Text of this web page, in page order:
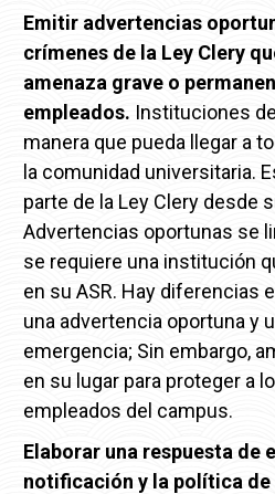
Emitir advertencias
crímenes de la Ley Clery
amenaza grave o
empleados. Instituciones
manera que pueda llegar a
la comunidad universitaria.
parte de la Ley Clery desde
Advertencias oportunas se
se requiere una institución
en su ASR. Hay diferencias
una advertencia oportuna y
emergencia; Sin embargo,
en su lugar para proteger a
empleados del campus.
Elaborar una respuesta de
notificación y la política de